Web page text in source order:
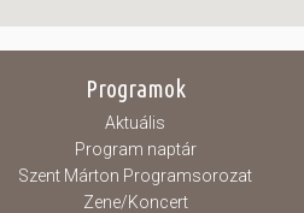
Programok
Aktuális
Program naptár
Szent Márton Programsorozat
Zene/Koncert